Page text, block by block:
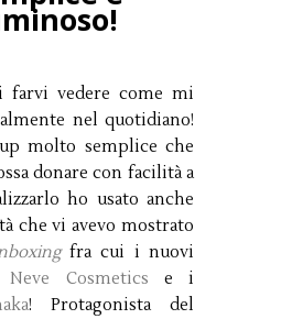
farvi vedere come mi
nel quotidiano!
molto semplice che
donare con facilità a
ho usato anche
che vi avevo mostrato
fra cui i nuovi
Cosmetics e i
! Protagonista del